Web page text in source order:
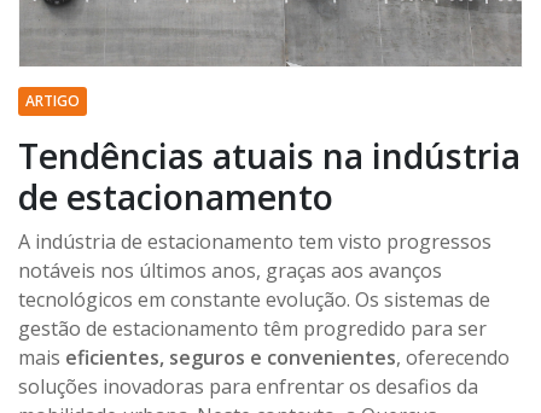
ARTIGO
Tendências atuais na indústria
de estacionamento
A indústria de estacionamento tem visto progressos
notáveis nos últimos anos, graças aos avanços
tecnológicos em constante evolução. Os sistemas de
gestão de estacionamento têm progredido para ser
mais eficientes, seguros e convenientes, oferecendo
soluções inovadoras para enfrentar os desafios da